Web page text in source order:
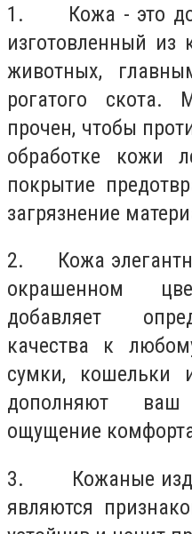
1. Кожа - это
изготовленный
животных,
рогатого скота.
прочен, чтобы
обработке кожи
покрытие
загрязнение
2. Кожа
окрашенном
добавляет
качества к
сумки, кошельки
дополняют
ощущение
3. Кожаные
являются